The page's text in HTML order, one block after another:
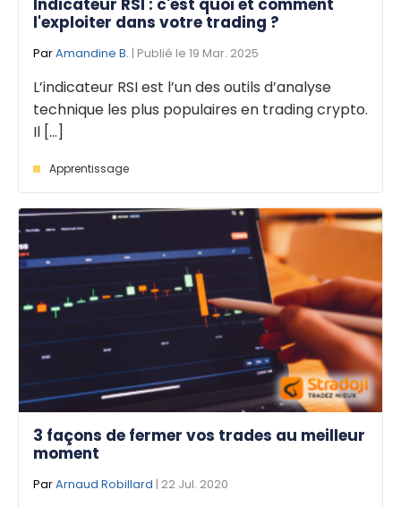
l'exploiter dans votre trading ?
ParAmandine B. | Publié le 19 Mar. 2025
L’indicateur RSI est l’un des outils d’analyse
technique les plus populaires en trading crypto.
Il [...]
Apprentissage
3 façons de fermer vos trades au meilleur
moment
ParArnaud Robillard | 22 Jul. 2020